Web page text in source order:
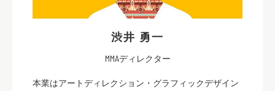
渋井 勇一
MMAディレクター
本業はアートディレクション・グラフィックデザイン